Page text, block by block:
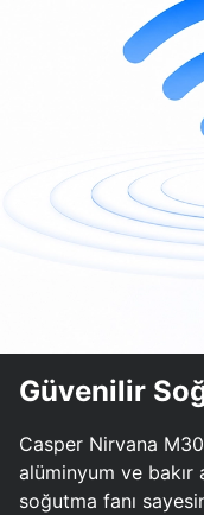
Güvenilir
Casper Nirvana
alüminyum ve bakır
soğutma fanı